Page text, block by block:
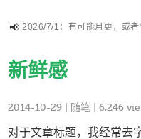
2026/7/1：有可能月更，或者
新鲜感
2014-10-29 随笔 | 6,246
对于文章标题，我经常去